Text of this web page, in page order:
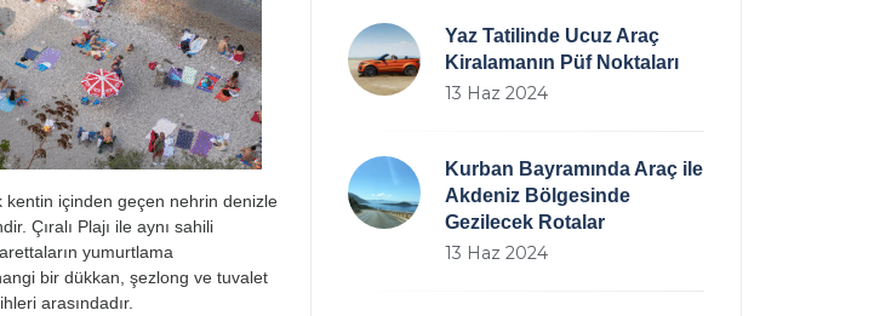
kentin içinden geçen nehrin denizle
Çıralı Plajı ile aynı sahili
yumurtlama
bir dükkan, şezlong ve tuvalet
arasındadır.
Yaz Tatilinde Ucuz Araç
Kiralamanın Püf Noktaları
13 Haz 2024
Kurban Bayramında Araç ile
Akdeniz Bölgesinde
Gezilecek Rotalar
13 Haz 2024